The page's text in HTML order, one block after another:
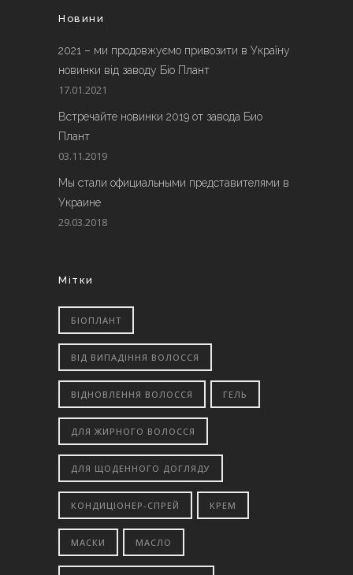
Новини
2021 – ми продовжуємо привозити в Україну
новинки від заводу Біо Плант
17.01.2021
Встречайте новинки 2019 от завода Био
Плант
03.11.2019
Мы стали официальными представителями в
Украине
29.03.2018
Мітки
БІОПЛАНТ
ВІД ВИПАДІННЯ ВОЛОССЯ
ВІДНОВЛЕННЯ ВОЛОССЯ ГЕЛЬ
ДЛЯ ЖИРНОГО ВОЛОССЯ
ДЛЯ ЩОДЕННОГО ДОГЛЯДУ
КОНДИЦІОНЕР-СПРЕЙ КРЕМ
МАСКИ МАСЛО